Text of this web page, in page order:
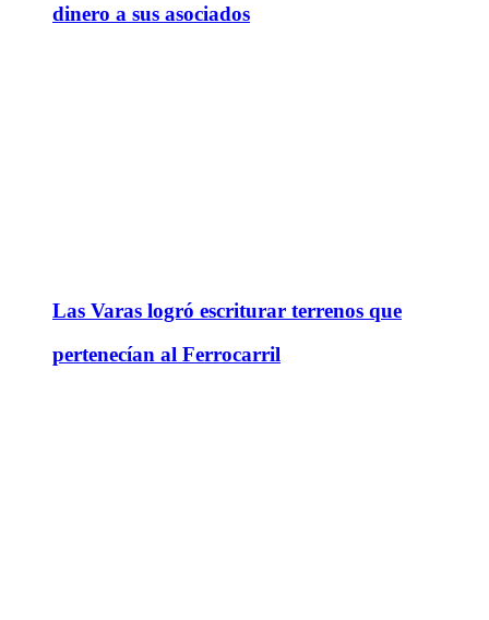
dinero a sus asociados
Las Varas logró escriturar terrenos que
pertenecían al Ferrocarril